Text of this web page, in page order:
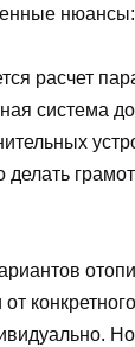
нюансы:
расчет
система
делать